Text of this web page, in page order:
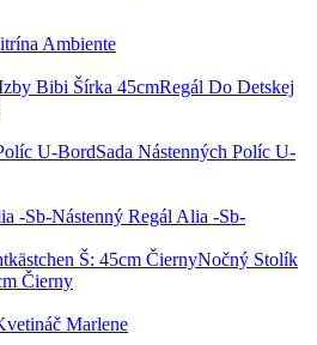
Ambiente
Regál Do Detskej
Sada Nástenných Políc U-
Nástenný Regál Alia -Sb-
Nočný Stolík
Čierny
Marlene